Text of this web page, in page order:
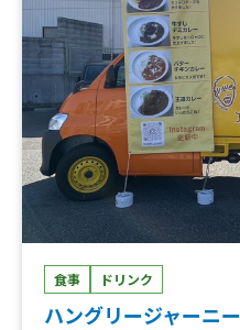
食事 ドリンク
ハングリージャーニー